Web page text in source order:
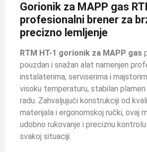
Gorionik za MAPP gas
profesionalni brener za
precizno lemljenje
RTM HT-1 gorionik za MAPP gas
pouzdan i snažan alat namenjen
instalaterima, serviserima i
visoku temperaturu, stabilan
radu. Zahvaljujući konstrukciji od
materijala i ergonomskoj ručki, ovaj
udobno rukovanje i preciznu
svakoj situaciji.